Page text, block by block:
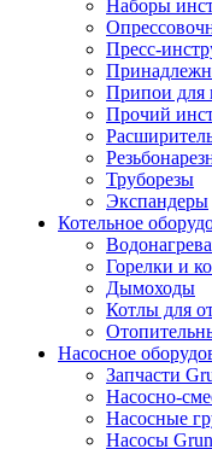
Наборы
Пресс-
Припои для
Прочий
Труборезы
Экспандеры
Котельное
Горелки и
Дымоходы
Котлы для
Насосное
Запчасти
Насосно-
Насосные
Насосы